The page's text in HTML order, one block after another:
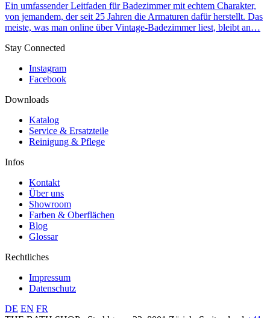
Ein umfassender Leitfaden für Badezimmer mit echtem Charakter,
von jemandem, der seit 25 Jahren die Armaturen dafür herstellt. Das
meiste, was man online über Vintage-Badezimmer liest, bleibt an…
Stay Connected
Instagram
Facebook
Downloads
Katalog
Service & Ersatzteile
Reinigung & Pflege
Infos
Kontakt
Über uns
Showroom
Farben & Oberflächen
Blog
Glossar
Rechtliches
Impressum
Datenschutz
DE EN FR